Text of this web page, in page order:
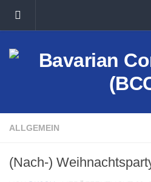
Unter dem Inhalt
ALLGEMEIN
(Nach-)